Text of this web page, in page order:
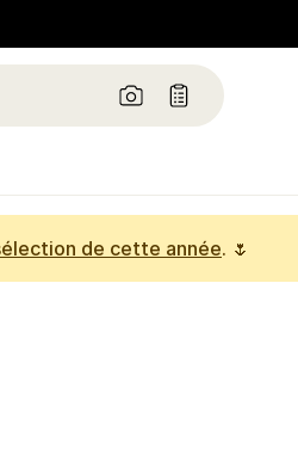
de cette année. 🌷